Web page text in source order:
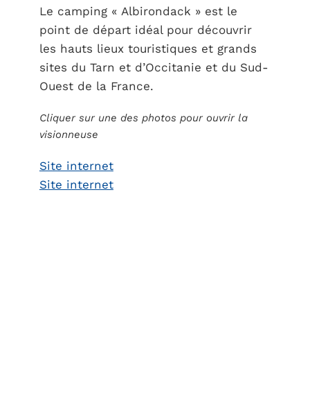
Le camping « Albirondack » est le
point de départ idéal pour découvrir
les hauts lieux touristiques et grands
sites du Tarn et d’Occitanie et du Sud-
Ouest de la France.
Cliquer sur une des photos pour ouvrir la
visionneuse
Site internet
Site internet